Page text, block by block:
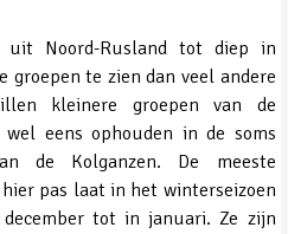
uit Noord-Rusland tot diep in
groepen te zien dan veel andere
kleinere groepen van de
wel eens ophouden in de soms
de Kolganzen. De meeste
pas laat in het winterseizoen
tot in januari. Ze zijn